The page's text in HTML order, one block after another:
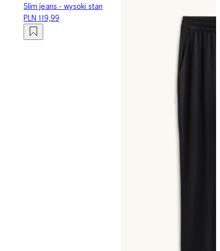
Slim jeans - wysoki stan
PLN 119,99